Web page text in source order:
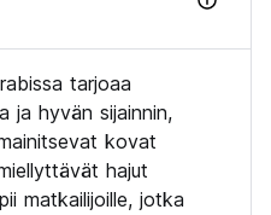
tarjoaa
ja hyvän sijainnin,
kovat
hajut
matkailijoille, jotka